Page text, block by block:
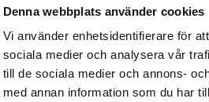
Denna webbplats använder cookies
Vi använder enhetsidentifierare för
sociala medier och analysera vår
till de sociala medier och annons-
med annan information som du har
Bästa hand och underarms
Oavsett om du är en vältränad atlet eller
grip den bästa träningen för hand- och
styrketräningsredskap har mjuka handtag
Handtag: Polypropen och Nitrilgummi
Medium resistance 20kg